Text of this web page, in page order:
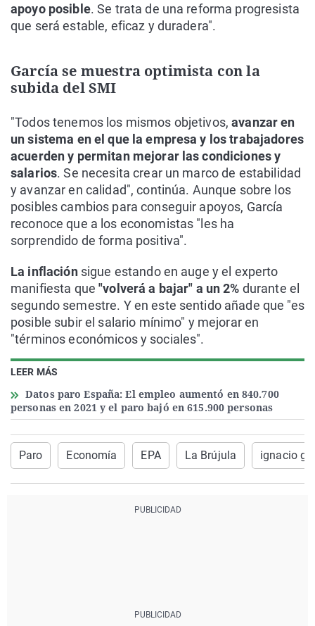
LEER MÁS
Datos paro España: El empleo aumentó en 840.700
personas en 2021 y el paro bajó en 615.900 personas
apoyo posible. Se trata de una reforma progresista
que será estable, eficaz y duradera".
García se muestra optimista con la
subida del SMI
"Todos tenemos los mismos objetivos,avanzar en
un sistema en el que la empresa y los trabajadores
acuerden y permitan mejorar las condiciones y
salarios. Se necesita crear un marco de estabilidad
y avanzar en calidad", continúa. Aunque sobre los
posibles cambios para conseguir apoyos, García
reconoce que a los economistas "les ha
sorprendido de forma positiva".
La inflación sigue estando en auge y el experto
manifiesta que "volverá a bajar" a un 2% durante el
segundo semestre. Y en este sentido añade que "es
posible subir el salario mínimo" y mejorar en
"términos económicos y sociales".
Paro Economía EPA La Brújula ignacio